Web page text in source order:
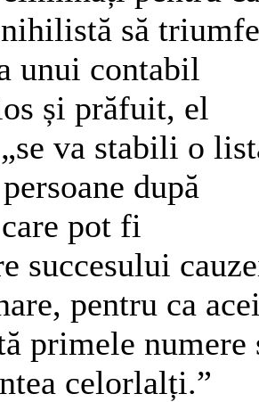
să
unui contabil
și prăfuit, el
va stabili o
după
pot fi
succesului
pentru ca
primele numere
celorlalți.”